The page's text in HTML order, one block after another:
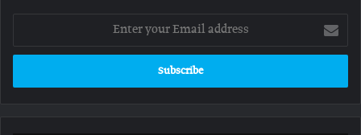
Enter
your
Email